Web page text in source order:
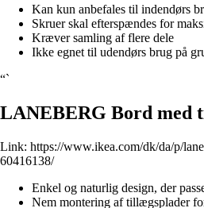
Kan kun anbefales til indendørs
Skruer skal efterspændes for
Kræver samling af flere dele
Ikke egnet til udendørs brug på
“`
LANEBERG Bord med
Link: https://www.ikea.com/dk/da/p/
60416138/
Enkel og naturlig design, der
Nem montering af tillægsplader